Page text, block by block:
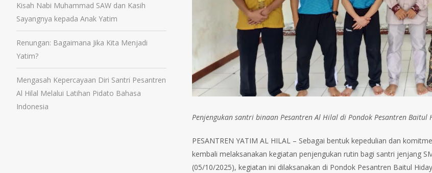
Penjengukan santri binaan Pesantren Al Hilal di Pondok Pesantren Baitul
PESANTREN YATIM AL HILAL – Sebagai bentuk kepedulian dan
kembali melaksanakan kegiatan penjengukan rutin bagi santri jenjang
(05/10/2025), kegiatan ini dilaksanakan di Pondok Pesantren Baitul
Kisah Nabi Muhammad SAW dan Kasih
Sayangnya kepada Anak Yatim
Renungan: Bagaimana Jika Kita Menjadi
Yatim?
Mengasah Kepercayaan Diri Santri Pesantren
Al Hilal Melalui Latihan Pidato Bahasa
Indonesia